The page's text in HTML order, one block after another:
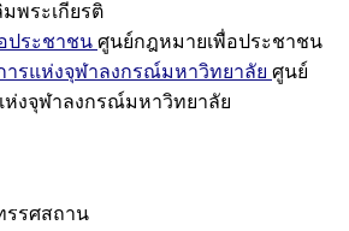
พระเกียรติ
ประชาชน ศูนย์กฎหมายเพื่อประชาชน
ารแห่งจุฬาลงกรณ์มหาวิทยาลัย ศูนย์
ห่งจุฬาลงกรณ์มหาวิทยาลัย
รรศสถาน